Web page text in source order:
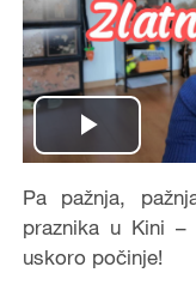
P
l
a
Pa pažnja,
praznika u Kini –
uskoro počinje!